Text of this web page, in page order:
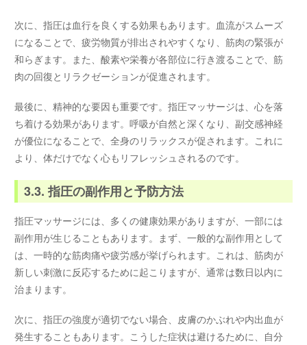
次に、指圧は血行を良くする効果もあります。血流がスムーズ
になることで、疲労物質が排出されやすくなり、筋肉の緊張が
和らぎます。また、酸素や栄養が各部位に行き渡ることで、筋
肉の回復とリラクゼーションが促進されます。
最後に、精神的な要因も重要です。指圧マッサージは、心を落
ち着ける効果があります。呼吸が自然と深くなり、副交感神経
が優位になることで、全身のリラックスが促されます。これに
より、体だけでなく心もリフレッシュされるのです。
3.3. 指圧の副作用と予防方法
指圧マッサージには、多くの健康効果がありますが、一部には
副作用が生じることもあります。まず、一般的な副作用として
は、一時的な筋肉痛や疲労感が挙げられます。これは、筋肉が
新しい刺激に反応するために起こりますが、通常は数日以内に
治まります。
次に、指圧の強度が適切でない場合、皮膚のかぶれや内出血が
発生することもあります。こうした症状は避けるために、自分